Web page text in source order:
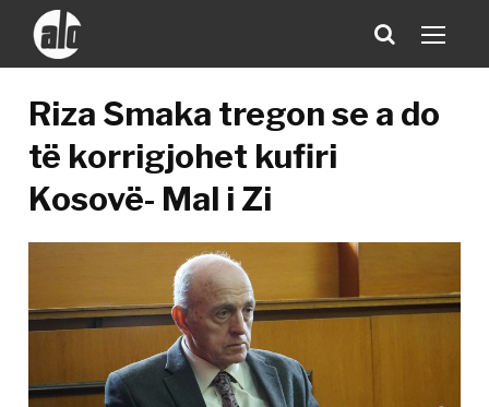
Riza Smaka tregon se a do
të korrigjohet kufiri
Kosovë- Mal i Zi